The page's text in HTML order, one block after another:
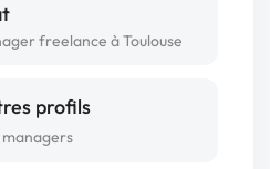
freelance à Toulouse
profils